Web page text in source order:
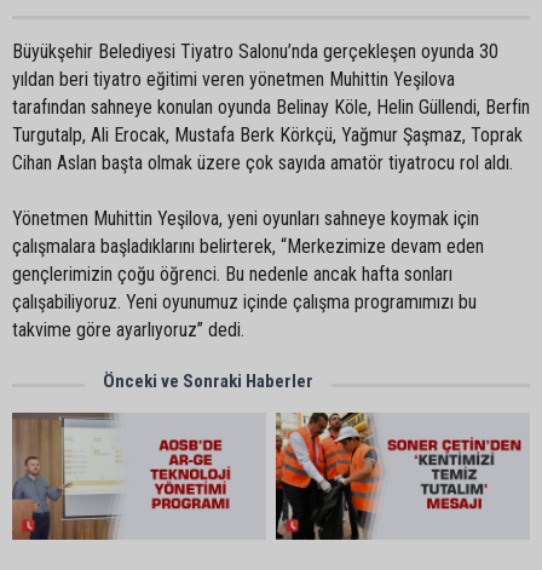
Büyükşehir Belediyesi Tiyatro Salonu’nda gerçekleşen oyunda 30
yıldan beri tiyatro eğitimi veren yönetmen Muhittin Yeşilova
tarafından sahneye konulan oyunda Belinay Köle, Helin Güllendi, Berfin
Turgutalp, Ali Erocak, Mustafa Berk Körkçü, Yağmur Şaşmaz, Toprak
Cihan Aslan başta olmak üzere çok sayıda amatör tiyatrocu rol aldı.
Yönetmen Muhittin Yeşilova, yeni oyunları sahneye koymak için
çalışmalara başladıklarını belirterek, “Merkezimize devam eden
gençlerimizin çoğu öğrenci. Bu nedenle ancak hafta sonları
çalışabiliyoruz. Yeni oyunumuz içinde çalışma programımızı bu
takvime göre ayarlıyoruz” dedi.
Önceki ve Sonraki Haberler